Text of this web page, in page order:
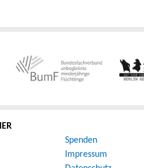
Spenden
Impressum